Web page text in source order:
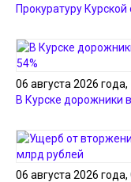
Прокуратуру
06 августа 2026 года,
В Курске дорожники
06 августа 2026 года,